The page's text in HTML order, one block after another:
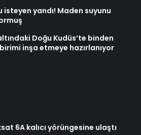
yandı! Maden suyunu
Doğu Kudüs’te binden
inşa etmeye hazırlanıyor
6A kalıcı yörüngesine ulaştı